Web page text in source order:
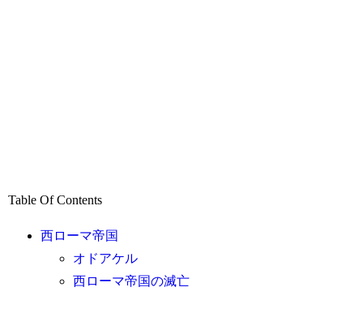
Table Of Contents
西ローマ帝国
オドアケル
西ローマ帝国の滅亡